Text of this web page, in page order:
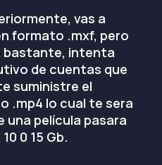
vas a
formato .mxf, pero
bastante, intenta
de cuentas que
suministre el
.mp4 lo cual te sera
una película pasara
0 15 Gb.